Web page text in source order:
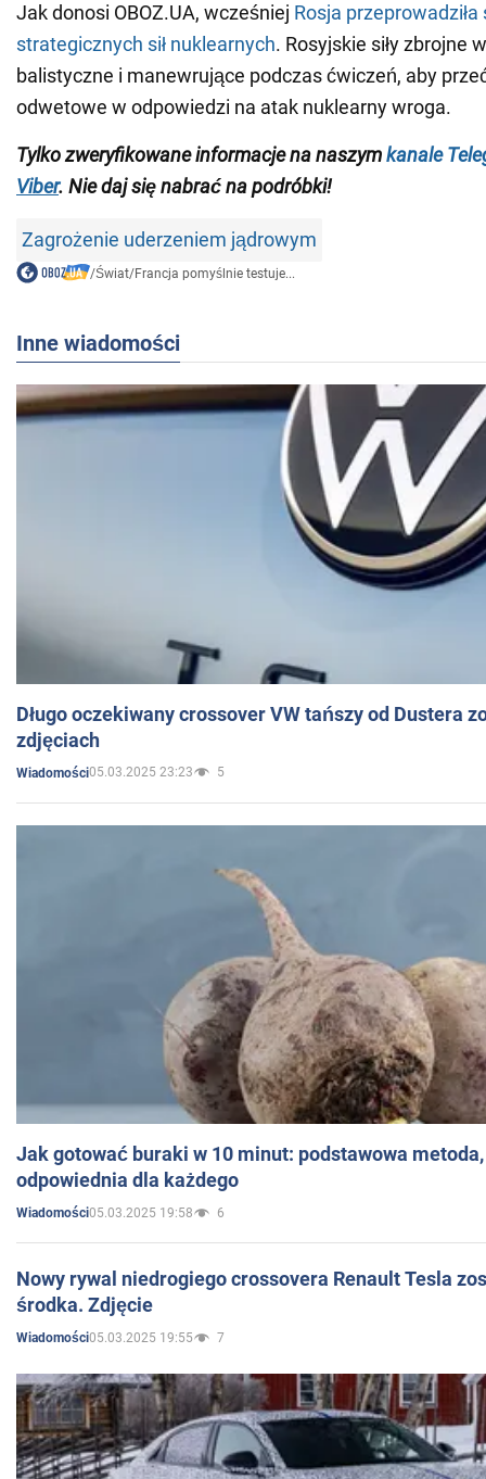
Jak donosi OBOZ.UA, wcześniej Rosja
strategicznych sił nuklearnych. Rosyjskie siły zbrojne
balistyczne i manewrujące podczas ćwiczeń, aby
odwetowe w odpowiedzi na atak nuklearny wroga.
Tylko zweryfikowane informacje na naszymkanale
Viber. Nie daj się nabrać na podróbki!
Zagrożenie uderzeniem jądrowym
/Świat/Francja pomyślnie testuje...
Inne wiadomości
Długo oczekiwany crossover VW tańszy od Dustera
zdjęciach
Wiadomości05.03.2025 23:23 5
Jak gotować buraki w 10 minut: podstawowa
odpowiednia dla każdego
Wiadomości05.03.2025 19:58 6
Nowy rywal niedrogiego crossovera Renault Tesla
środka. Zdjęcie
Wiadomości05.03.2025 19:55 7